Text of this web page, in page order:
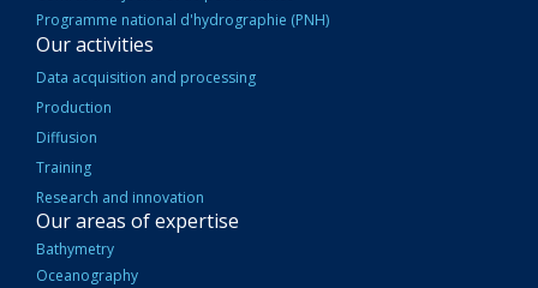
Programme national d'hydrographie (PNH)
Our activities
Data acquisition and processing
Production
Diffusion
Training
Research and innovation
Our areas of expertise
Bathymetry
Oceanography